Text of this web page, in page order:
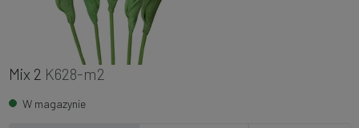
Mix 2 K628-m2
W magazynie